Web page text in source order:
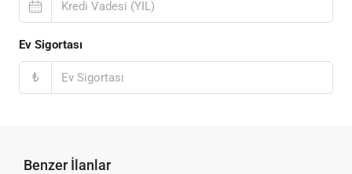
Ev Sigortası
₺
Benzer İlanlar